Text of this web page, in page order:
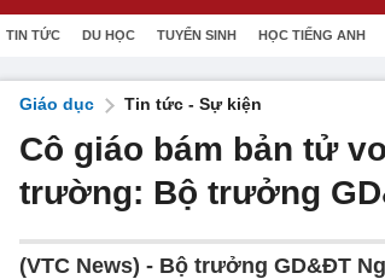
TIN TỨC DU HỌC TUYỂN SINH HỌC TIẾNG ANH
Giáo dục Tin tức - Sự kiện
Cô giáo bám bản tử
trường: Bộ trưởng
(VTC News) - Bộ trưởng GD&ĐT